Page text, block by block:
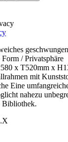
/ Privatsphäre
x T520mm x
mit
Eine
nahezu
Bibliothek.